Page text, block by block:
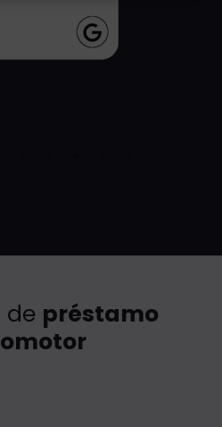
de préstamo